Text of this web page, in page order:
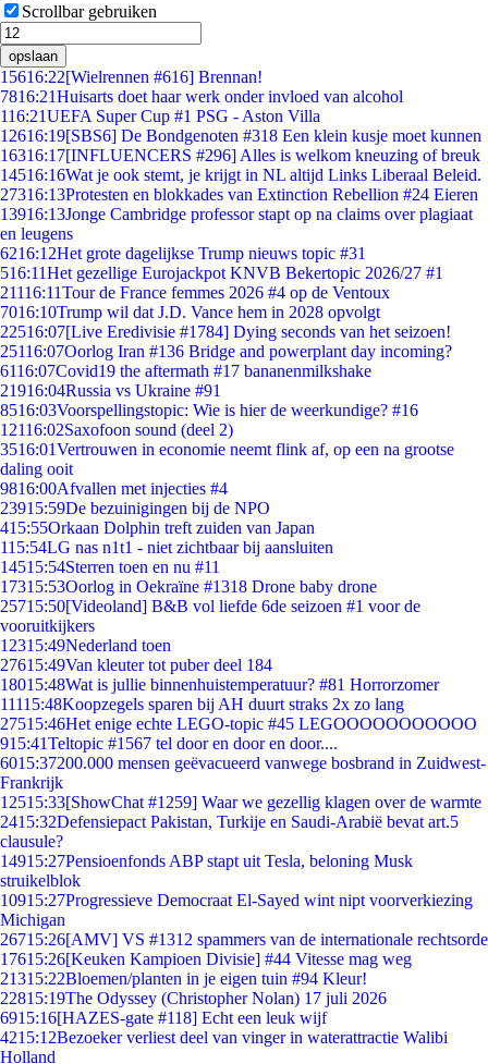
Scrollbar gebruiken
opslaan
15616:22[Wielrennen #616] Brennan!
7816:21Huisarts doet haar werk onder invloed van alcohol
116:21UEFA Super Cup #1 PSG - Aston Villa
12616:19[SBS6] De Bondgenoten #318 Een klein kusje moet kunnen
16316:17[INFLUENCERS #296] Alles is welkom kneuzing of breuk
14516:16Wat je ook stemt, je krijgt in NL altijd Links Liberaal Beleid.
27316:13Protesten en blokkades van Extinction Rebellion #24 Eieren
13916:13Jonge Cambridge professor stapt op na claims over plagiaat
en leugens
6216:12Het grote dagelijkse Trump nieuws topic #31
516:11Het gezellige Eurojackpot KNVB Bekertopic 2026/27 #1
21116:11Tour de France femmes 2026 #4 op de Ventoux
7016:10Trump wil dat J.D. Vance hem in 2028 opvolgt
22516:07[Live Eredivisie #1784] Dying seconds van het seizoen!
25116:07Oorlog Iran #136 Bridge and powerplant day incoming?
6116:07Covid19 the aftermath #17 bananenmilkshake
21916:04Russia vs Ukraine #91
8516:03Voorspellingstopic: Wie is hier de weerkundige? #16
12116:02Saxofoon sound (deel 2)
3516:01Vertrouwen in economie neemt flink af, op een na grootse
daling ooit
9816:00Afvallen met injecties #4
23915:59De bezuinigingen bij de NPO
415:55Orkaan Dolphin treft zuiden van Japan
115:54LG nas n1t1 - niet zichtbaar bij aansluiten
14515:54Sterren toen en nu #11
17315:53Oorlog in Oekraïne #1318 Drone baby drone
25715:50[Videoland] B&B vol liefde 6de seizoen #1 voor de
vooruitkijkers
12315:49Nederland toen
27615:49Van kleuter tot puber deel 184
18015:48Wat is jullie binnenhuistemperatuur? #81 Horrorzomer
11115:48Koopzegels sparen bij AH duurt straks 2x zo lang
27515:46Het enige echte LEGO-topic #45 LEGOOOOOOOOOOO
915:41Teltopic #1567 tel door en door en door....
6015:37200.000 mensen geëvacueerd vanwege bosbrand in Zuidwest-
Frankrijk
12515:33[ShowChat #1259] Waar we gezellig klagen over de warmte
2415:32Defensiepact Pakistan, Turkije en Saudi-Arabië bevat art.5
clausule?
14915:27Pensioenfonds ABP stapt uit Tesla, beloning Musk
struikelblok
10915:27Progressieve Democraat El-Sayed wint nipt voorverkiezing
Michigan
26715:26[AMV] VS #1312 spammers van de internationale rechtsorde
17615:26[Keuken Kampioen Divisie] #44 Vitesse mag weg
21315:22Bloemen/planten in je eigen tuin #94 Kleur!
22815:19The Odyssey (Christopher Nolan) 17 juli 2026
6915:16[HAZES-gate #118] Echt een leuk wijf
4215:12Bezoeker verliest deel van vinger in waterattractie Walibi
Holland